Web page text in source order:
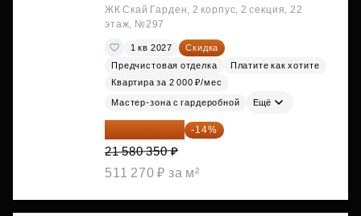
ЖК Скай Гарден, 2 корпус, 2 секция, 22
этаж, №297
1 кв 2027
Скидка
Предчистовая отделка
Платите как хотите
Квартира за 2 000 ₽/мес
Мастер-зона с гардеробной Ещё
18 559 101 ₽ -14%
21 580 350 ₽
511 270 ₽ за м²